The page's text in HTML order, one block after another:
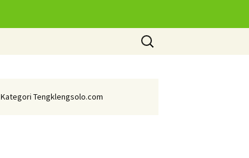
Cari
untuk:
Kategori Tengklengsolo.com